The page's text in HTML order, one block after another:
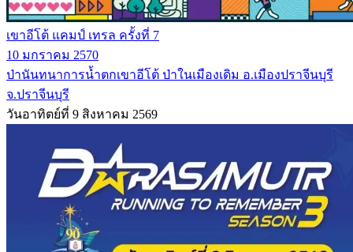
เขาอีโต้ แคมป์ เทรล ครั้งที่ 7
10 มกราคม 2570
ป่านันทนาการน้ำตกเขาอีโต้ ป่าในเมืองเดิม อ.เมืองปราจีนบุรี
จ.ปราจีนบุรี
วันอาทิตย์ที่ 9 สิงหาคม 2569